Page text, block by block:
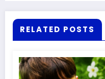
RELATED POSTS